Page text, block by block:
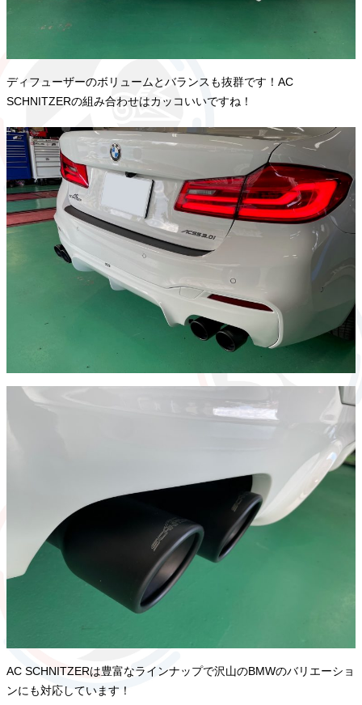
ディフューザーのボリュームとバランスも抜群です！AC
SCHNITZERの組み合わせはカッコいいですね！
AC SCHNITZERは豊富なラインナップで沢山のBMWのバリエーショ
ンにも対応しています！